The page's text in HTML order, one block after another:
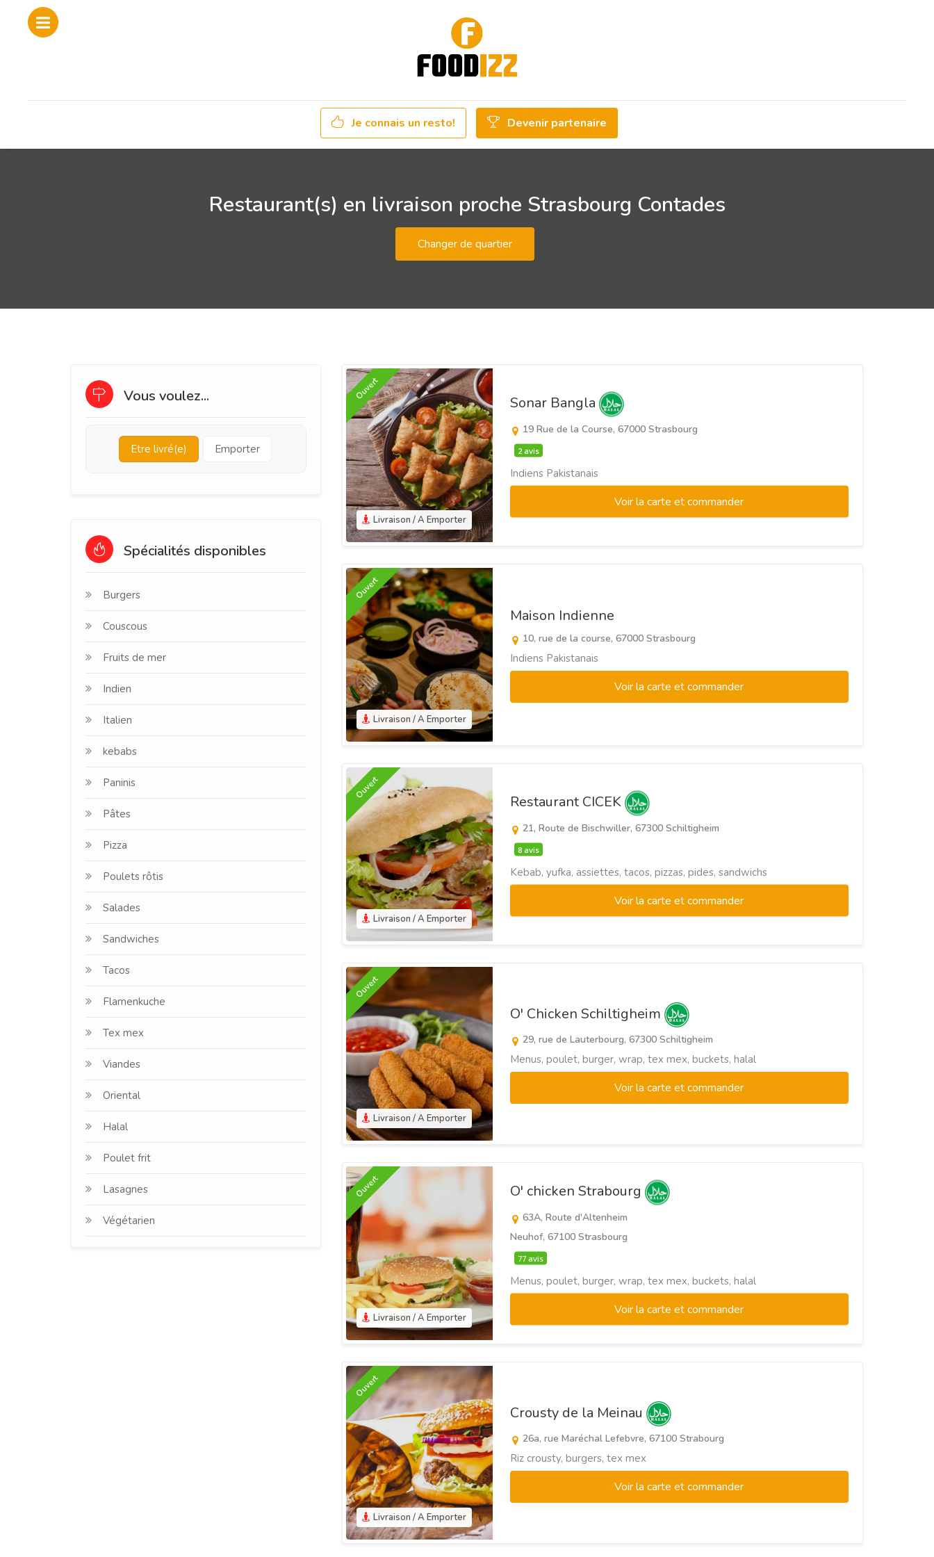
Je connais un resto! Devenir partenaire
Restaurant(s) en livraison proche Strasbourg Contades
Changer de quartier
Vous voulez...
Etre livré(e) Emporter
Spécialités disponibles
Burgers
Couscous
Fruits de mer
Indien
Italien
kebabs
Paninis
Pâtes
Pizza
Poulets rôtis
Salades
Sandwiches
Tacos
Flamenkuche
Tex mex
Viandes
Oriental
Halal
Poulet frit
Lasagnes
Végétarien
Livraison / A Emporter
Ouvert
Sonar Bangla
19 Rue de la Course, 67000 Strasbourg
2 avis
Indiens Pakistanais
Voir la carte et commander
Livraison / A Emporter
Ouvert
Maison Indienne
10, rue de la course, 67000 Strasbourg
Indiens Pakistanais
Voir la carte et commander
Livraison / A Emporter
Ouvert
Restaurant CICEK
21, Route de Bischwiller, 67300 Schiltigheim
8 avis
Kebab, yufka, assiettes, tacos, pizzas, pides, sandwichs
Voir la carte et commander
Livraison / A Emporter
Ouvert
O' Chicken Schiltigheim
29, rue de Lauterbourg, 67300 Schiltigheim
Menus, poulet, burger, wrap, tex mex, buckets, halal
Voir la carte et commander
Livraison / A Emporter
Ouvert O' chicken Strabourg
63A, Route d'Altenheim
Neuhof, 67100 Strasbourg
77 avis
Menus, poulet, burger, wrap, tex mex, buckets, halal
Voir la carte et commander
Livraison / A Emporter
Ouvert
Crousty de la Meinau
26a, rue Maréchal Lefebvre, 67100 Strabourg
Riz crousty, burgers, tex mex
Voir la carte et commander